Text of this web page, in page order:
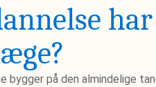
bygger på den almindelige